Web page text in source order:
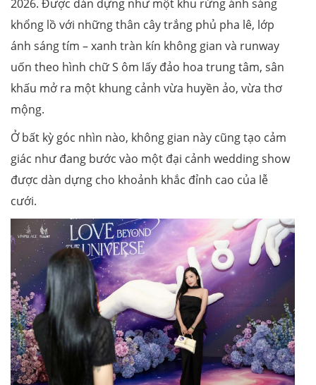
2026. Được dàn dựng như một khu rừng ánh sáng
khổng lồ với những thân cây trắng phủ pha lê, lớp
ánh sáng tím – xanh tràn kín không gian và runway
uốn theo hình chữ S ôm lấy đảo hoa trung tâm, sân
khấu mở ra một khung cảnh vừa huyền ảo, vừa thơ
mộng.
Ở bất kỳ góc nhìn nào, không gian này cũng tạo cảm
giác như đang bước vào một đại cảnh wedding show
được dàn dựng cho khoảnh khắc đỉnh cao của lễ
cưới.